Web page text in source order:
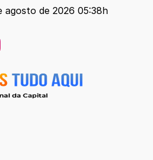
agosto de 2026 05:38h